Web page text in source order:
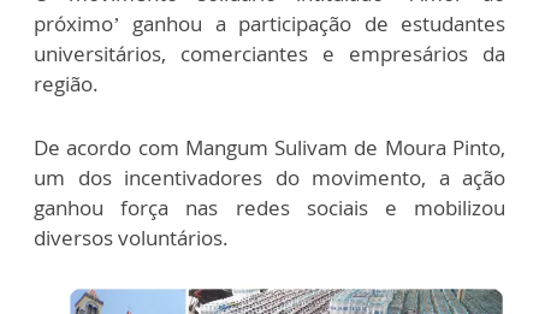
próximo’ ganhou a participação de estudantes
universitários, comerciantes e empresários da
região.
De acordo com Mangum Sulivam de Moura Pinto,
um dos incentivadores do movimento, a ação
ganhou força nas redes sociais e mobilizou
diversos voluntários.